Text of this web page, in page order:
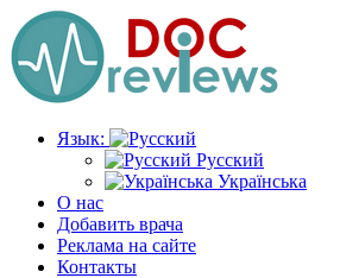
Перейти
к
содержимому
Язык:
Русский
Українська
О нас
Добавить врача
Реклама на сайте
Контакты